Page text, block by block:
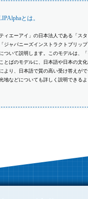
とは。
ィエーアイ」の日本法人である「ス
ジャパニーズインストラクトブリッ
ついて説明します。このモデルは、
とばのモデルに、日本語や日本の文
より、日本語で質の高い受け答えが
地などについても詳しく説明できる